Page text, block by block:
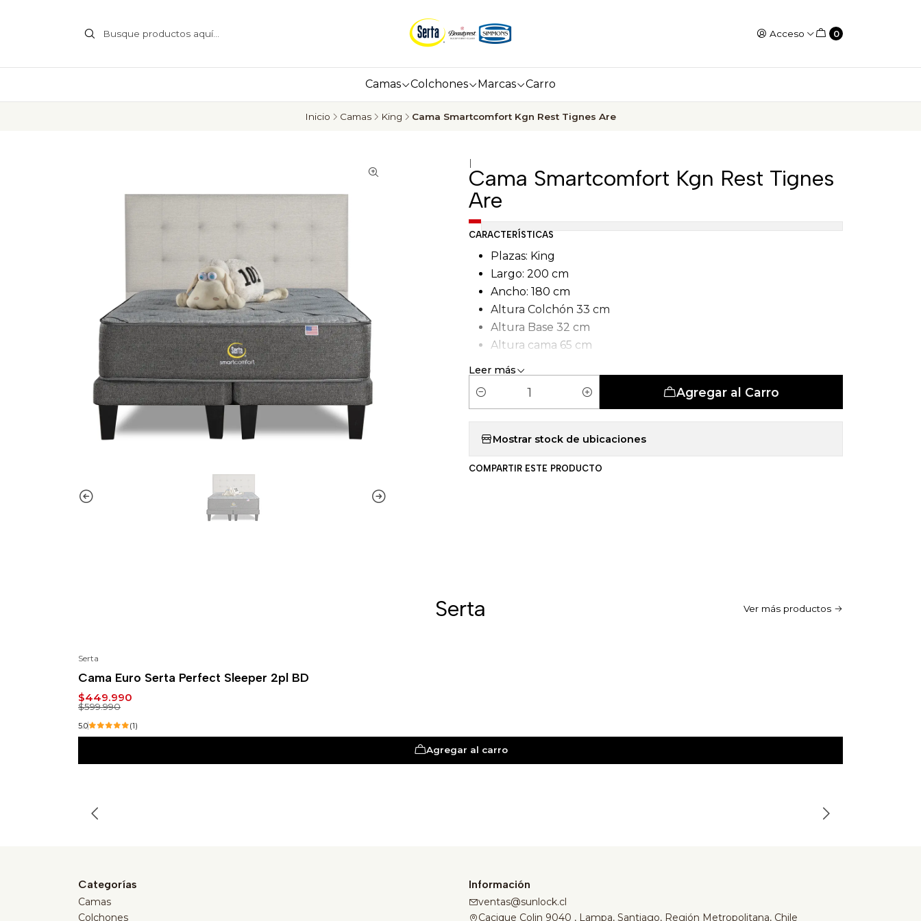
Acceso 0
Camas Colchones Marcas Carro
Inicio Camas King Cama Smartcomfort Kgn Rest Tignes Are
|
Cama Smartcomfort Kgn Rest Tignes
Are
CARACTERÍSTICAS
Plazas: King
Largo: 200 cm
Ancho: 180 cm
Altura Colchón 33 cm
Altura Base 32 cm
Altura cama 65 cm
Tipo de Carcasa: Pocket 5 Zonas
Leer más
t
i
Agregar al Carro
Mostrar stock de ubicaciones
COMPARTIR ESTE PRODUCTO
Serta Ver más productos
Serta
Cama Euro Serta Perfect Sleeper 2pl BD
$449.990
$599.990
5.0 (1)
Agregar al carro
Categorías
Camas
Colchones
Información
ventas@sunlock.cl
Cacique Colin 9040 , Lampa, Santiago, Región Metropolitana, Chile